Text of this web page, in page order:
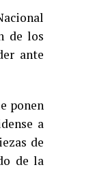
de los
ante
ponen
a
de
de la